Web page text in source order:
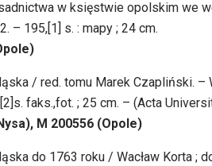
w księstwie opolskim we
– 195,[1] s. : mapy ; 24 cm.
/ red. tomu Marek Czapliński. –
faks.,fot. ; 25 cm. – (Acta
M 200556 (Opole)
do 1763 roku / Wacław Korta ;